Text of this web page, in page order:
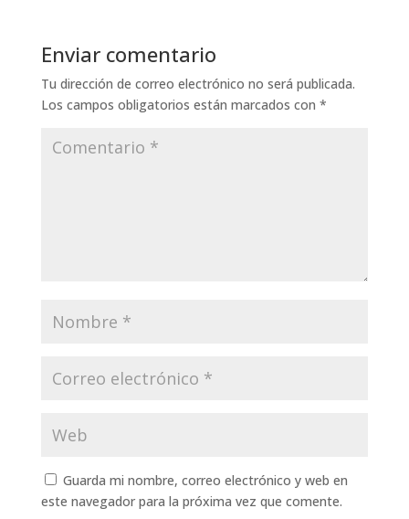
Enviar comentario
Tu dirección de correo electrónico no será publicada.
Los campos obligatorios están marcados con *
Guarda mi nombre, correo electrónico y web en
este navegador para la próxima vez que comente.